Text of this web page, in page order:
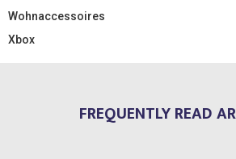
Wohnaccessoires
Xbox
FREQUENTLY READ